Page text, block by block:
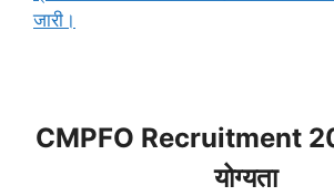
जारी।
CMPFO Recruitment
योग्यता